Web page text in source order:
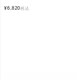
¥6,820税込